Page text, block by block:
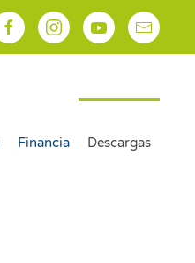
Financia Descargas